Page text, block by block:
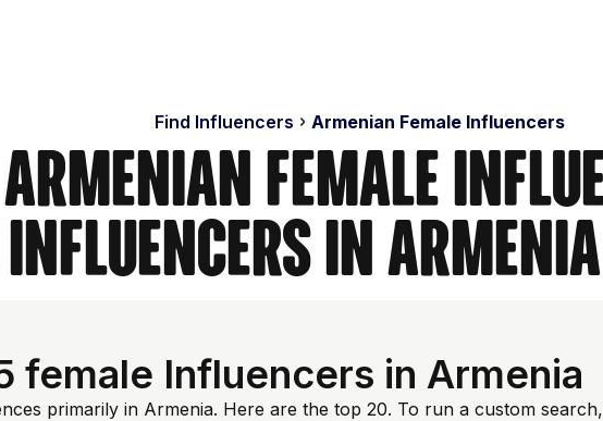
Find Influencers Armenian Female Influencers
Armenian Female
Influencers in
female Influencers in Armenia
primarily in Armenia. Here are the top 20. To run a custom search,